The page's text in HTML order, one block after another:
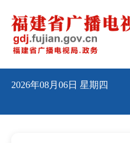
2026年08月06日 星期四